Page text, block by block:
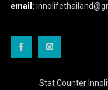
email:
Stat Counter